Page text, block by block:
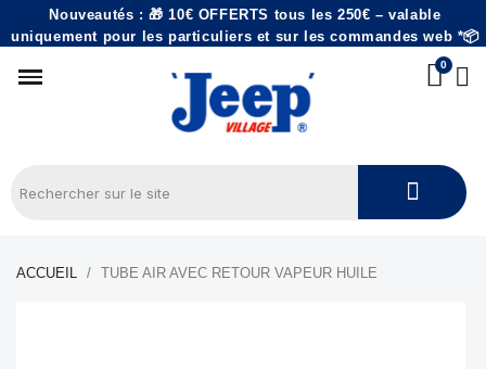
Nouveautés : 🎁 10€ OFFERTS tous les 250€ – valable
uniquement pour les particuliers et sur les commandes web *📦
ACCUEIL TUBE AIR AVEC RETOUR VAPEUR HUILE